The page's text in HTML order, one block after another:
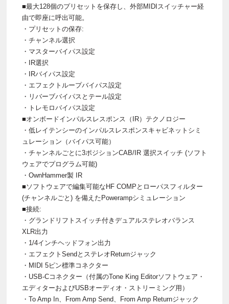
■最大128個のプリセットを保存し、外部MIDIスイッチャー経
由で即座に呼出可能。
・プリセットの保存:
・チャンネル選択
・マスターバイパス設定
・IR選択
・IRバイパス設定
・エフェクトループバイパス設定
・リバーブバイパスとテール設定
・トレモロバイパス設定
■オンボードインパルスレスポンス（IR）テクノロジー
・低レイテンシーのインパルスレスポンスキャビネットシミ
ュレーション（バイパス可能）
・チャンネルごとに3ポジションCAB/IR 選択スイッチ (ソフト
ウェアでプログラム可能)
・OwnHammer製 IR
■ソフトウェアで編集可能なHF COMPとローパスフィルター
(チャンネルごと) を備えたPowerampシミュレーション
■接続:
・グランドリフトスイッチ付きデュアルステレオバランス
XLR出力
・1/4インチヘッドフォン出力
・エフェクトSendとステレオReturnジャック
・MIDI 5ピン標準コネクター
・USB-Cコネクター（付属のTone King Editorソフトウェア・
エディターおよびUSBオーディオ・ストリーミング用）
・To Amp In、From Amp Send、From Amp Returnジャック